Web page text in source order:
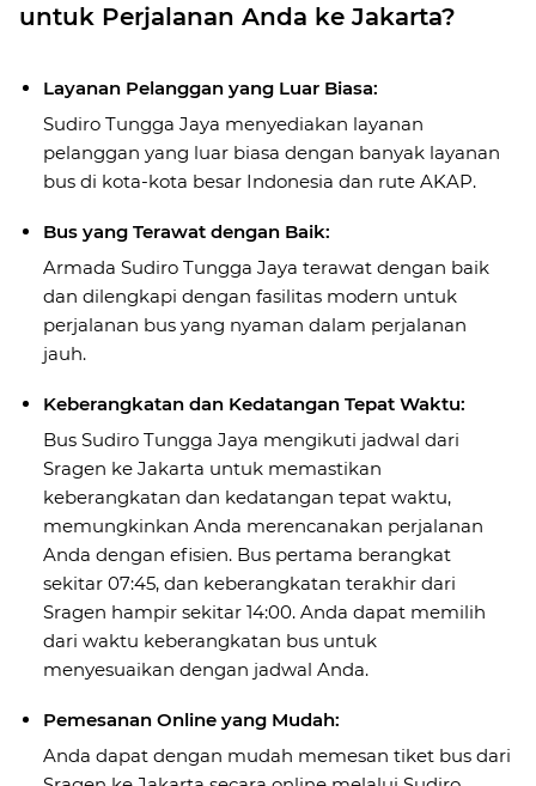
untuk Perjalanan Anda ke Jakarta?
Layanan Pelanggan yang Luar Biasa:
Sudiro Tungga Jaya menyediakan layanan
pelanggan yang luar biasa dengan banyak layanan
bus di kota-kota besar Indonesia dan rute AKAP.
Bus yang Terawat dengan Baik:
Armada Sudiro Tungga Jaya terawat dengan baik
dan dilengkapi dengan fasilitas modern untuk
perjalanan bus yang nyaman dalam perjalanan
jauh.
Keberangkatan dan Kedatangan Tepat Waktu:
Bus Sudiro Tungga Jaya mengikuti jadwal dari
Sragen ke Jakarta untuk memastikan
keberangkatan dan kedatangan tepat waktu,
memungkinkan Anda merencanakan perjalanan
Anda dengan efisien. Bus pertama berangkat
sekitar 07:45, dan keberangkatan terakhir dari
Sragen hampir sekitar 14:00. Anda dapat memilih
dari waktu keberangkatan bus untuk
menyesuaikan dengan jadwal Anda.
Pemesanan Online yang Mudah:
Anda dapat dengan mudah memesan tiket bus dari